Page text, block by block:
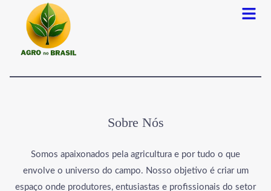
Menu
Sobre Nós
Somos apaixonados pela agricultura e por tudo o que
envolve o universo do campo. Nosso objetivo é criar um
espaço onde produtores, entusiastas e profissionais do setor